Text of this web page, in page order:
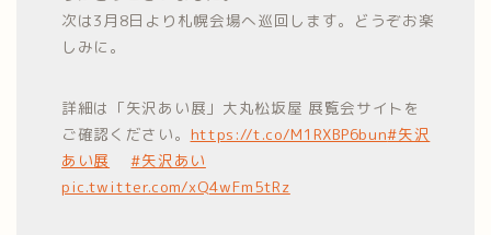
次は3月8日より札幌会場へ巡回します。どうぞお楽
しみに。
詳細は「矢沢あい展」大丸松坂屋 展覧会サイトを
ご確認ください。 https://t.co/M1RXBP6bun#矢沢
あい展
#矢沢あい
pic.twitter.com/xQ4wFm5tRz